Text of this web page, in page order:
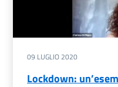
09 LUGLIO 2020
Lockdown: